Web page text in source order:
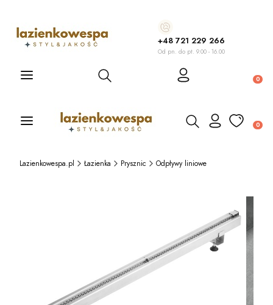
+48 721 229 266
Od pn. do pt. 9.00 - 16.00
Otwórz wyszukiwarkę
Otwórz wyszukiwarkę
Lazienkowespa.pl Łazienka Prysznic Odpływy liniowe